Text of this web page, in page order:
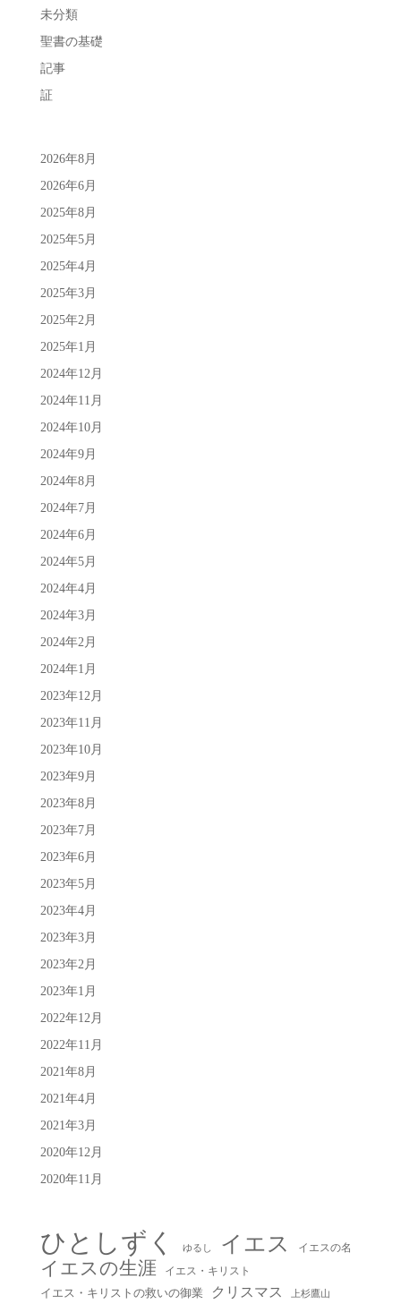
未分類
聖書の基礎
記事
証
2026年8月
2026年6月
2025年8月
2025年5月
2025年4月
2025年3月
2025年2月
2025年1月
2024年12月
2024年11月
2024年10月
2024年9月
2024年8月
2024年7月
2024年6月
2024年5月
2024年4月
2024年3月
2024年2月
2024年1月
2023年12月
2023年11月
2023年10月
2023年9月
2023年8月
2023年7月
2023年6月
2023年5月
2023年4月
2023年3月
2023年2月
2023年1月
2022年12月
2022年11月
2021年8月
2021年4月
2021年3月
2020年12月
2020年11月
ひとしずく ゆるし イエス イエスの名
イエスの生涯
イエス・キリスト
イエス・キリストの救いの御業
クリスマス 上杉鷹山